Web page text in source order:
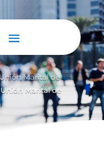
Marital de
Marital de